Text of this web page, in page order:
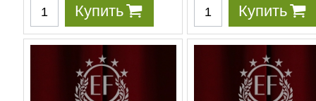
Купить Купить